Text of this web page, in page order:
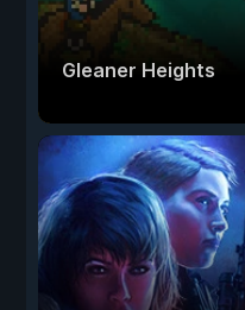
Gleaner Heights